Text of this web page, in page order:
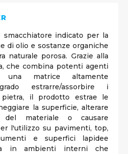
smacchiatore indicato per la
di olio e sostanze organiche
naturale porosa. Grazie alla
che combina potenti agenti
una matrice altamente
estrarre/assorbire i
pietra, il prodotto estrae le
la superficie, alterare
del materiale o causare
l'utilizzo su pavimenti, top,
e superfici lapidee
in ambienti interni che